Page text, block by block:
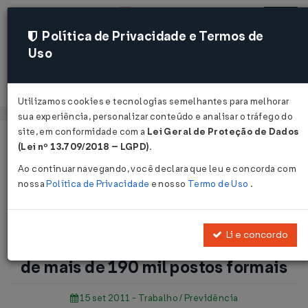
Acessar
Página Inicial
Notícias
formais...
Voltar
Geração de empregos em agosto é
de mais de 190 mil postos formais
15 set 2011 - Trabalho / Previdência
Política de Privacidade e Termos de
Uso
Utilizamos cookies e tecnologias semelhantes para melhorar
sua experiência, personalizar conteúdo e analisar o tráfego do
site, em conformidade com a Lei Geral de Proteção de Dados
(Lei nº 13.709/2018 – LGPD).
Ao continuar navegando, você declara que leu e concorda com
nossaPolítica de Privacidade e nosso Termo de Uso .
Li e concordo